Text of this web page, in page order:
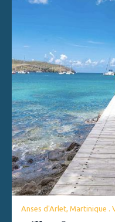
Anses d'Arlet, Martinique .